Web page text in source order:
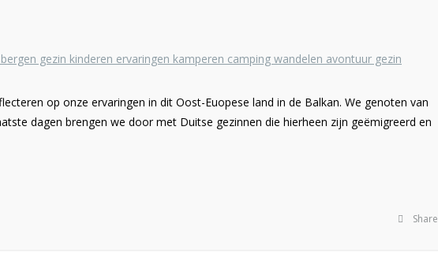
op onze ervaringen in dit Oost-Euopese land in de Balkan. We genoten van
dagen brengen we door met Duitse gezinnen die hierheen zijn geëmigreerd en
Share